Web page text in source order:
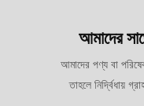
আমাদের
আমাদের পণ্য বা
তাহলে নির্দ্বিধায়